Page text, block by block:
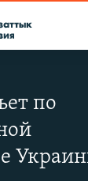
по